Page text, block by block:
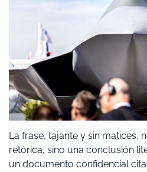
La frase, tajante y sin matices,
retórica, sino una conclusión
un documento confidencial